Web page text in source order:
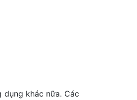
khác nữa. Các